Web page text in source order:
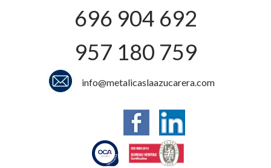
696 904 692
957 180 759
info@metalicaslaazucarera.com